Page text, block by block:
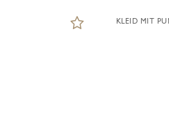
KLEID MIT